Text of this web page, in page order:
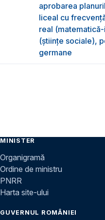
aprobarea
liceal cu
real
(științe sociale),
germane
MINISTER
Organigramă
Ordine de ministru
PNRR
Harta site-ului
GUVERNUL ROMÂNIEI